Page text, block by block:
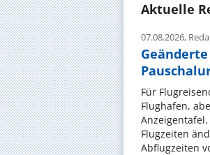
Aktuelle
07.08.2026,
Für
Flughafen,
Flugzeiten
Abflugzeiten